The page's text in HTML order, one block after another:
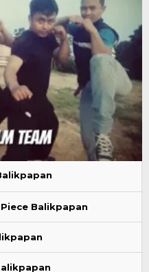
Balikpapan